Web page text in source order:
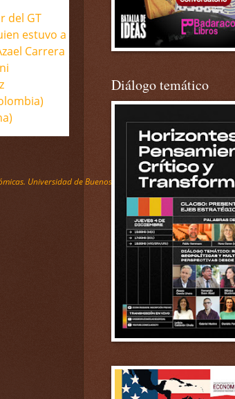
del GT
estuvo a
Carrera
Universidad de Buenos Aires. Argentina
Diálogo temático